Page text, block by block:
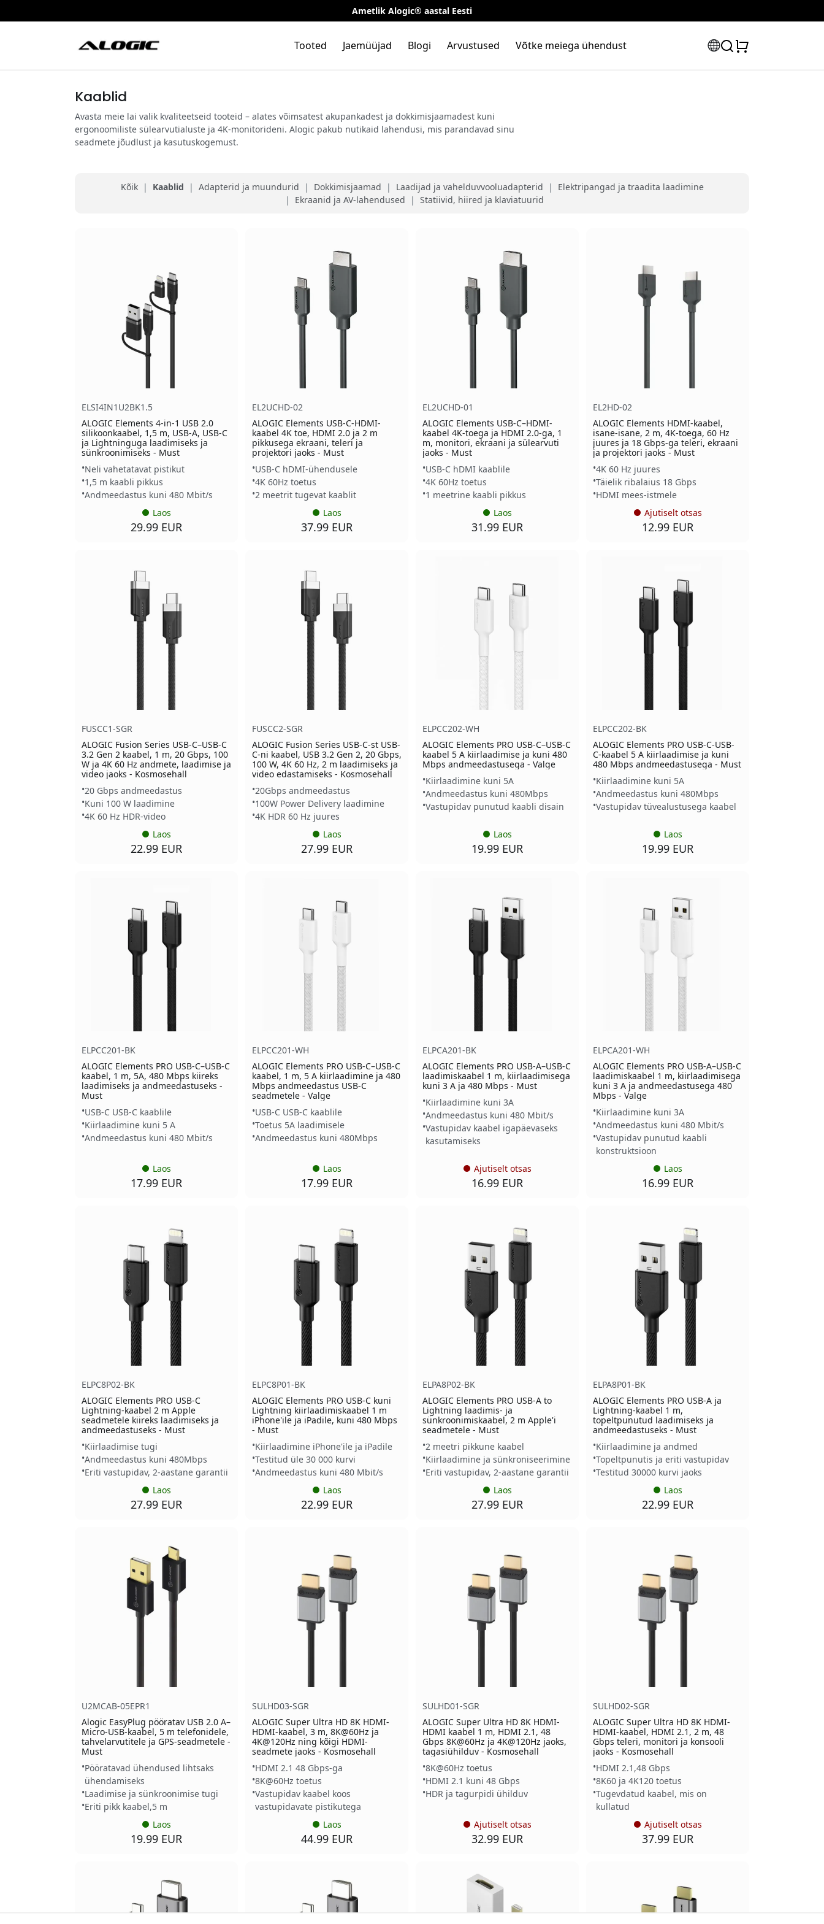
Ametlik Alogic® aastal Eesti
Tooted Jaemüüjad Blogi Arvustused Võtke meiega ühendust
Kaablid
Avasta meie lai valik kvaliteetseid tooteid – alates võimsatest akupankadest ja dokkimisjaamadest kuni
ergonoomiliste sülearvutialuste ja 4K-monitorideni. Alogic pakub nutikaid lahendusi, mis parandavad sinu
seadmete jõudlust ja kasutuskogemust.
Kõik | Kaablid | Adapterid ja muundurid | Dokkimisjaamad | Laadijad ja vahelduvvooluadapterid |
Elektripangad ja traadita laadimine
|
Ekraanid ja AV-lahendused | Statiivid, hiired ja klaviatuurid
ELSI4IN1U2BK1.5
ALOGIC Elements 4-in-1 USB 2.0
silikoonkaabel, 1,5 m, USB-A, USB-C
ja Lightninguga laadimiseks ja
sünkroonimiseks - Must
Neli vahetatavat pistikut
1,5 m kaabli pikkus
Andmeedastus kuni 480 Mbit/s
Laos
29.99 EUR
EL2UCHD-02
ALOGIC Elements USB-C-HDMI-
kaabel 4K toe, HDMI 2.0 ja 2 m
pikkusega ekraani, teleri ja
projektori jaoks - Must
USB-C hDMI-ühendusele
4K 60Hz toetus
2 meetrit tugevat kaablit
Laos
37.99 EUR
EL2UCHD-01
ALOGIC Elements USB-C–HDMI-
kaabel 4K-toega ja HDMI 2.0-ga, 1
m, monitori, ekraani ja sülearvuti
jaoks - Must
USB-C hDMI kaablile
4K 60Hz toetus
1 meetrine kaabli pikkus
Laos
31.99 EUR
EL2HD-02
ALOGIC Elements HDMI-kaabel,
isane-isane, 2 m, 4K-toega, 60 Hz
juures ja 18 Gbps-ga teleri, ekraani
ja projektori jaoks - Must
4K 60 Hz juures
Täielik ribalaius 18 Gbps
HDMI mees-istmele
Ajutiselt otsas
12.99 EUR
FUSCC1-SGR
ALOGIC Fusion Series USB-C–USB-C
3.2 Gen 2 kaabel, 1 m, 20 Gbps, 100
W ja 4K 60 Hz andmete, laadimise ja
video jaoks - Kosmosehall
20 Gbps andmeedastus
Kuni 100 W laadimine
4K 60 Hz HDR-video
Laos
22.99 EUR
FUSCC2-SGR
ALOGIC Fusion Series USB-C-st USB-
C-ni kaabel, USB 3.2 Gen 2, 20 Gbps,
100 W, 4K 60 Hz, 2 m laadimiseks ja
video edastamiseks - Kosmosehall
20Gbps andmeedastus
100W Power Delivery laadimine
4K HDR 60 Hz juures
Laos
27.99 EUR
ELPCC202-WH
ALOGIC Elements PRO USB-C–USB-C
kaabel 5 A kiirlaadimise ja kuni 480
Mbps andmeedastusega - Valge
Kiirlaadimine kuni 5A
Andmeedastus kuni 480Mbps
Vastupidav punutud kaabli disain
Laos
19.99 EUR
ELPCC202-BK
ALOGIC Elements PRO USB-C-USB-
C-kaabel 5 A kiirlaadimise ja kuni
480 Mbps andmeedastusega - Must
Kiirlaadimine kuni 5A
Andmeedastus kuni 480Mbps
Vastupidav tüvealustusega kaabel
Laos
19.99 EUR
ELPCC201-BK
ALOGIC Elements PRO USB-C–USB-C
kaabel, 1 m, 5A, 480 Mbps kiireks
laadimiseks ja andmeedastuseks -
Must
USB-C USB-C kaablile
Kiirlaadimine kuni 5 A
Andmeedastus kuni 480 Mbit/s
Laos
17.99 EUR
ELPCC201-WH
ALOGIC Elements PRO USB-C–USB-C
kaabel, 1 m, 5 A kiirlaadimine ja 480
Mbps andmeedastus USB-C
seadmetele - Valge
USB-C USB-C kaablile
Toetus 5A laadimisele
Andmeedastus kuni 480Mbps
Laos
17.99 EUR
ELPCA201-BK
ALOGIC Elements PRO USB-A–USB-C
laadimiskaabel 1 m, kiirlaadimisega
kuni 3 A ja 480 Mbps - Must
Kiirlaadimine kuni 3A
Andmeedastus kuni 480 Mbit/s
Vastupidav kaabel igapäevaseks
kasutamiseks
Ajutiselt otsas
16.99 EUR
ELPCA201-WH
ALOGIC Elements PRO USB-A–USB-C
laadimiskaabel 1 m, kiirlaadimisega
kuni 3 A ja andmeedastusega 480
Mbps - Valge
Kiirlaadimine kuni 3A
Andmeedastus kuni 480 Mbit/s
Vastupidav punutud kaabli
konstruktsioon
Laos
16.99 EUR
ELPC8P02-BK
ALOGIC Elements PRO USB-C
Lightning-kaabel 2 m Apple
seadmetele kiireks laadimiseks ja
andmeedastuseks - Must
Kiirlaadimise tugi
Andmeedastus kuni 480Mbps
Eriti vastupidav, 2-aastane garantii
Laos
27.99 EUR
ELPC8P01-BK
ALOGIC Elements PRO USB-C kuni
Lightning kiirlaadimiskaabel 1 m
iPhone'ile ja iPadile, kuni 480 Mbps
- Must
Kiirlaadimine iPhone'ile ja iPadile
Testitud üle 30 000 kurvi
Andmeedastus kuni 480 Mbit/s
Laos
22.99 EUR
ELPA8P02-BK
ALOGIC Elements PRO USB-A to
Lightning laadimis- ja
sünkroonimiskaabel, 2 m Apple'i
seadmetele - Must
2 meetri pikkune kaabel
Kiirlaadimine ja sünkroniseerimine
Eriti vastupidav, 2-aastane garantii
Laos
27.99 EUR
ELPA8P01-BK
ALOGIC Elements PRO USB-A ja
Lightning-kaabel 1 m,
topeltpunutud laadimiseks ja
andmeedastuseks - Must
Kiirlaadimine ja andmed
Topeltpunutis ja eriti vastupidav
Testitud 30000 kurvi jaoks
Laos
22.99 EUR
U2MCAB-05EPR1
Alogic EasyPlug pööratav USB 2.0 A–
Micro-USB-kaabel, 5 m telefonidele,
tahvelarvutitele ja GPS-seadmetele -
Must
Pööratavad ühendused lihtsaks
ühendamiseks
Laadimise ja sünkroonimise tugi
Eriti pikk kaabel,5 m
Laos
19.99 EUR
SULHD03-SGR
ALOGIC Super Ultra HD 8K HDMI-
HDMI-kaabel, 3 m, 8K@60Hz ja
4K@120Hz ning kõigi HDMI-
seadmete jaoks - Kosmosehall
HDMI 2.1 48 Gbps-ga
8K@60Hz toetus
Vastupidav kaabel koos
vastupidavate pistikutega
Laos
44.99 EUR
SULHD01-SGR
ALOGIC Super Ultra HD 8K HDMI-
HDMI kaabel 1 m, HDMI 2.1, 48
Gbps 8K@60Hz ja 4K@120Hz jaoks,
tagasiühilduv - Kosmosehall
8K@60Hz toetus
HDMI 2.1 kuni 48 Gbps
HDR ja tagurpidi ühilduv
Ajutiselt otsas
32.99 EUR
SULHD02-SGR
ALOGIC Super Ultra HD 8K HDMI-
HDMI-kaabel, HDMI 2.1, 2 m, 48
Gbps teleri, monitori ja konsooli
jaoks - Kosmosehall
HDMI 2.1,48 Gbps
8K60 ja 4K120 toetus
Tugevdatud kaabel, mis on
kullatud
Ajutiselt otsas
37.99 EUR